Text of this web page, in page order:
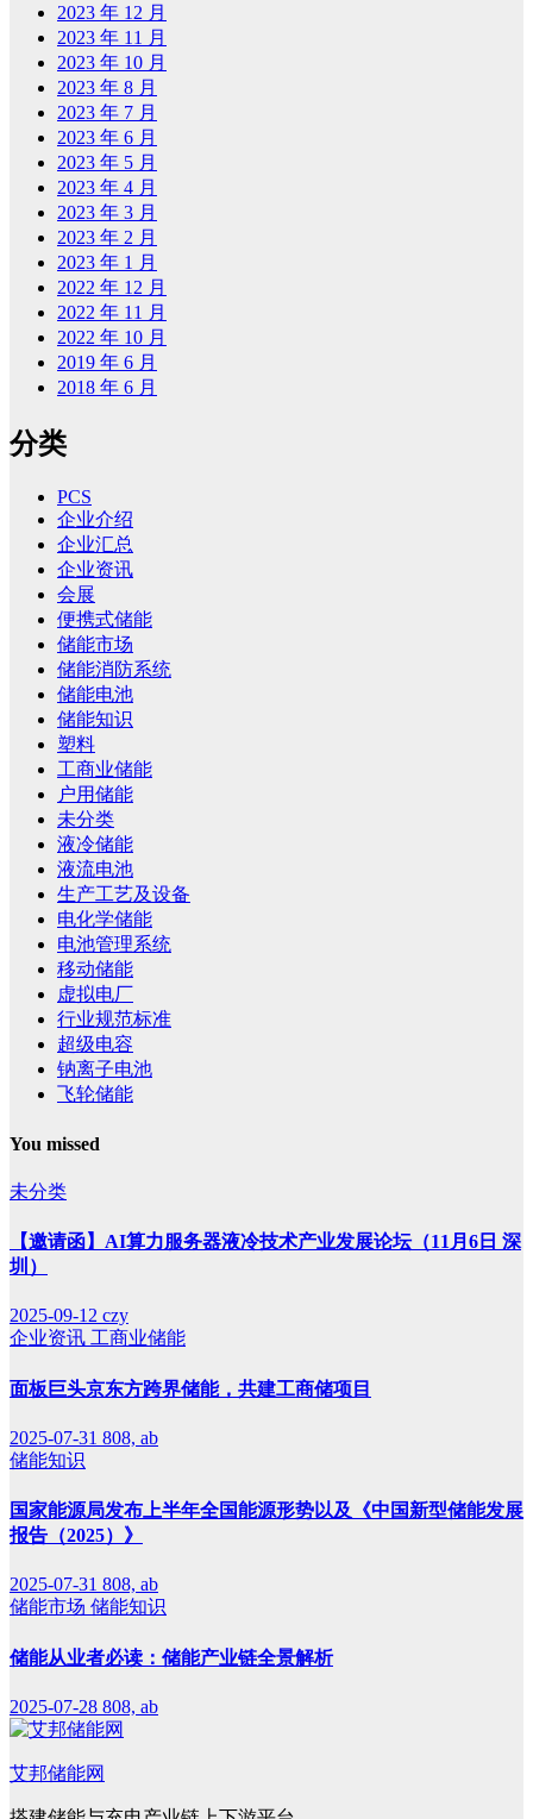
2023 年 12 月
2023 年 11 月
2023 年 10 月
2023 年 8 月
2023 年 7 月
2023 年 6 月
2023 年 5 月
2023 年 4 月
2023 年 3 月
2023 年 2 月
2023 年 1 月
2022 年 12 月
2022 年 11 月
2022 年 10 月
2019 年 6 月
2018 年 6 月
分类
PCS
企业介绍
企业汇总
企业资讯
会展
便携式储能
储能市场
储能消防系统
储能电池
储能知识
塑料
工商业储能
户用储能
未分类
液冷储能
液流电池
生产工艺及设备
电化学储能
电池管理系统
移动储能
虚拟电厂
行业规范标准
超级电容
钠离子电池
飞轮储能
You missed
未分类
【邀请函】AI算力服务器液冷技术产业发展论坛（11月6日 深
圳）
2025-09-12 czy
企业资讯 工商业储能
面板巨头京东方跨界储能，共建工商储项目
2025-07-31 808, ab
储能知识
国家能源局发布上半年全国能源形势以及《中国新型储能发展
报告（2025）》
2025-07-31 808, ab
储能市场 储能知识
储能从业者必读：储能产业链全景解析
2025-07-28 808, ab
艾邦储能网